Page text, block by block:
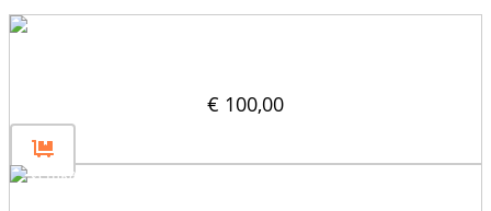
€ 100,00